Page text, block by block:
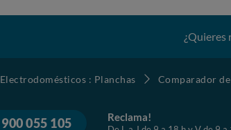
Electrodomésticos : Planchas Comparador
900 055 105 Reclama!